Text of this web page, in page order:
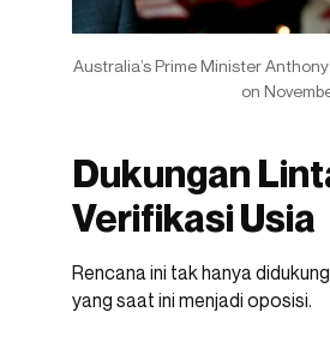
Australia’s Prime Minister
on
Dukungan
Verifikasi Usia
Rencana ini tak hanya
yang saat ini menjadi oposisi.